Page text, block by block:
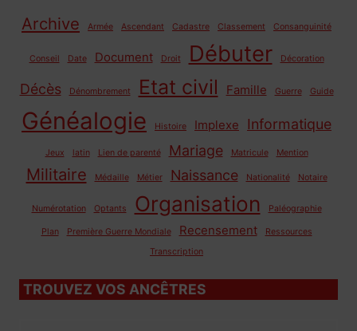
Archive Armée Ascendant Cadastre Classement Consanguinité
Conseil Date Document Droit Débuter Décoration
Décès Dénombrement Etat civil Famille Guerre Guide
Généalogie Histoire Implexe Informatique
Jeux latin Lien de parenté Mariage Matricule Mention
Militaire Médaille Métier Naissance Nationalité Notaire
Numérotation Optants Organisation Paléographie
Plan Première Guerre Mondiale Recensement
Ressources
Transcription
TROUVEZ VOS ANCÊTRES